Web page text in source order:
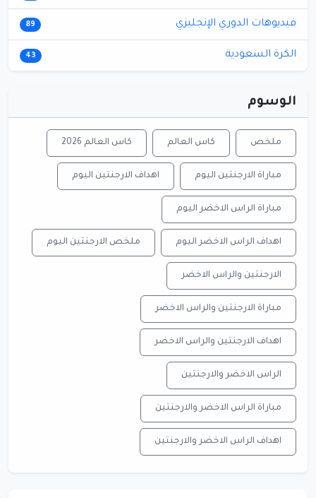
فيديوهات الدوري الإنجليزي 89
الكرة السعودية 43
الوسوم
ملخص كاس العالم كاس العالم 2026
مباراة الارجنتين اليوم اهداف الارجنتين اليوم
مباراة الراس الاخضر اليوم
اهداف الراس الاخضر اليوم ملخص الارجنتين اليوم
الارجنتين والراس الاخضر
مباراة الارجنتين والراس الاخضر
اهداف الارجنتين والراس الاخضر
الراس الاخضر والارجنتين
مباراة الراس الاخضر والارجنتين
اهداف الراس الاخضر والارجنتين